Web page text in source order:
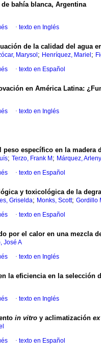
bahía blanca, Argentina
· texto en Inglés
de la calidad del agua
Marysol ; Henríquez, Mariel ;
· texto en Español
en América Latina:
· texto en Inglés
específico en la madera
; Terzo, Frank M ; Márquez,
· texto en Español
y toxicológica de la
Griselda; Monks, Scott; Gordillo
· texto en Español
por el calor en una mezcla
José A
· texto en Inglés
la eficiencia en la selección
· texto en Inglés
in vitro y aclimatización
· texto en Español